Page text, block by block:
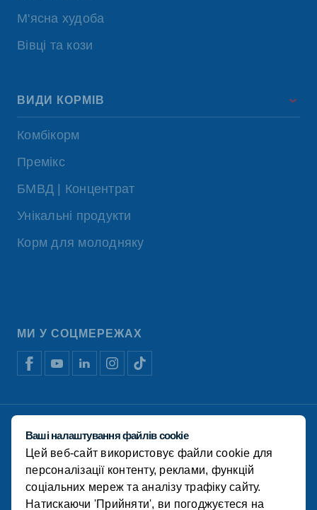
М'ясна худоба
Вівці та кози
ВИДИ КОРМІВ
Комбікорм
Премікс
БМВД | Концентрат
Унікальні продукти
Корм для молодняку
МИ У СОЦМЕРЕЖАХ
Відмова від відповідальності
Політика конфіденційності
Політика використання файлів cookie
Фінансова звітність
© Koudijs 2022
Ваші налаштування файлів cookie
Цей веб-сайт використовує файли cookie для
персоналізації контенту, реклами, функцій
соціальних мереж та аналізу трафіку сайту.
Натискаючи 'Прийняти', ви погоджуєтеся на